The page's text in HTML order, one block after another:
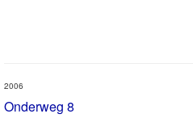
Onderweg 8
2006